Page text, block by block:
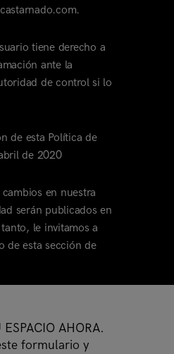
tiene derecho a
ante la
de control si lo
de esta Política de
de 2020
en nuestra
serán publicados en
le invitamos a
de esta sección de
ESPACIO AHORA.
formulario y